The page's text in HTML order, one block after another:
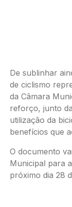
De sublinhar
de ciclismo
da Câmara
reforço, junto
utilização da
benefícios que
O documento
Municipal para
próximo dia 28